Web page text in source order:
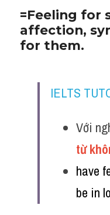
=Feeling for
affection,
for them.
IELTS
Với
từ
have
be in